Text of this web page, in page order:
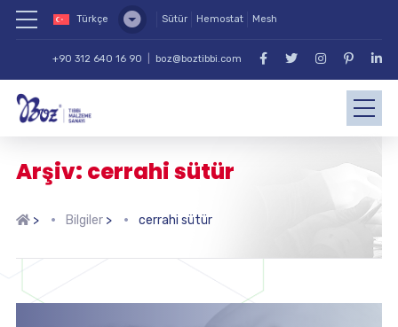
Türkçe Sütür Hemostat Mesh
+90 312 640 16 90 boz@boztibbi.com
Arşiv: cerrahi sütür
> Bilgiler> cerrahi sütür